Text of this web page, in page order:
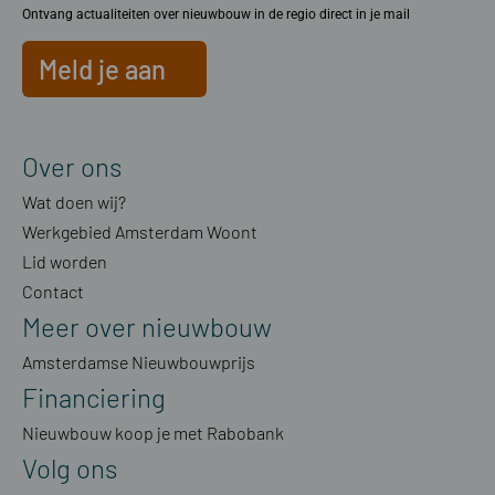
Ontvang actualiteiten over nieuwbouw in de regio direct in je mail
Meld je aan
Over ons
Wat doen wij?
Werkgebied Amsterdam Woont
Lid worden
Contact
Meer over nieuwbouw
Amsterdamse Nieuwbouwprijs
Financiering
Nieuwbouw koop je met Rabobank
Volg ons